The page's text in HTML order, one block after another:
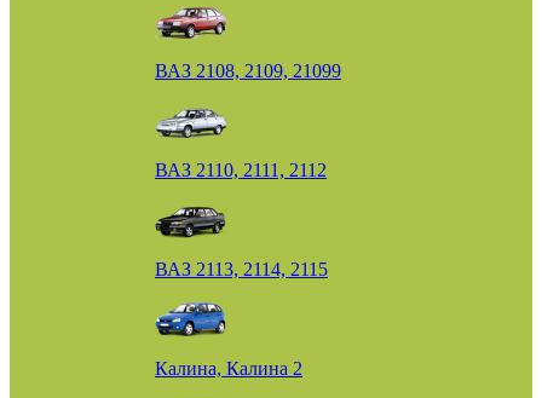
ВАЗ 2108, 2109, 21099
ВАЗ 2110, 2111, 2112
ВАЗ 2113, 2114, 2115
Калина, Калина 2